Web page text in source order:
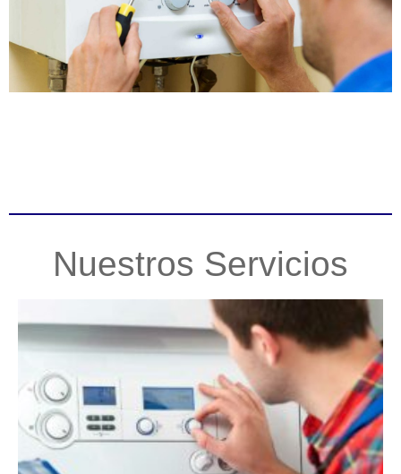
Nuestros Servicios